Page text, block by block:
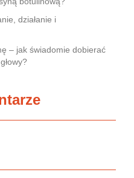
działanie i
– jak świadomie dobierać